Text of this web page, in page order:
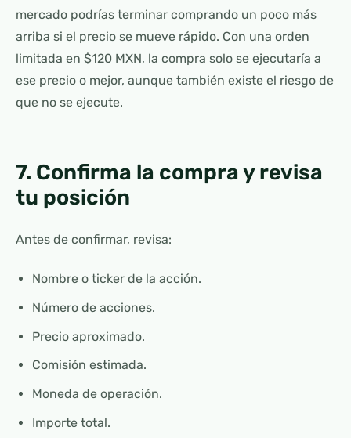
mercado podrías terminar comprando un poco más
arriba si el precio se mueve rápido. Con una orden
limitada en $120 MXN, la compra solo se ejecutaría a
ese precio o mejor, aunque también existe el riesgo de
que no se ejecute.
7. Confirma la compra y revisa
tu posición
Antes de confirmar, revisa:
Nombre o ticker de la acción.
Número de acciones.
Precio aproximado.
Comisión estimada.
Moneda de operación.
Importe total.